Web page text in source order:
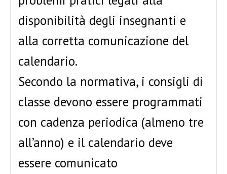
disponibilità degli insegnanti e
alla corretta comunicazione del
calendario.
Secondo la normativa, i consigli di
classe devono essere programmati
con cadenza periodica (almeno tre
all’anno) e il calendario deve
essere comunicato